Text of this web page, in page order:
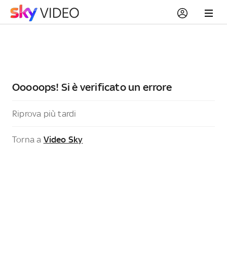
Ooooops! Si è verificato un errore
Riprova più tardi
Torna a Video Sky